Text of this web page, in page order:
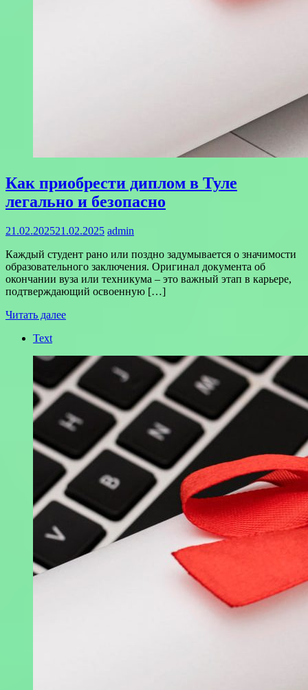
Как приобрести диплом в Туле
легально и безопасно
21.02.202521.02.2025 admin
Каждый студент рано или поздно задумывается о значимости
образовательного заключения. Оригинал документа об
окончании вуза или техникума – это важный этап в карьере,
подтверждающий освоенную […]
Читать далее
Text